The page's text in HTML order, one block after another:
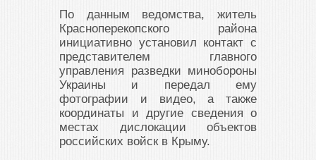
По данным ведомства, житель
Красноперекопского района
инициативно установил контакт с
представителем главного
управления разведки минобороны
Украины и передал ему
фотографии и видео, а также
координаты и другие сведения о
местах дислокации объектов
российских войск в Крыму.